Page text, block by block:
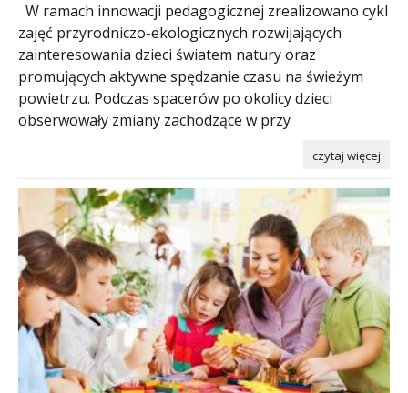
W ramach innowacji pedagogicznej zrealizowano cykl
zajęć przyrodniczo-ekologicznych rozwijających
zainteresowania dzieci światem natury oraz
promujących aktywne spędzanie czasu na świeżym
powietrzu. Podczas spacerów po okolicy dzieci
obserwowały zmiany zachodzące w przy
czytaj więcej